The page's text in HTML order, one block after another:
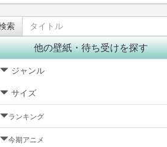
他の壁紙・待ち受けを探す
ジャンル
サイズ
ランキング
今期アニメ